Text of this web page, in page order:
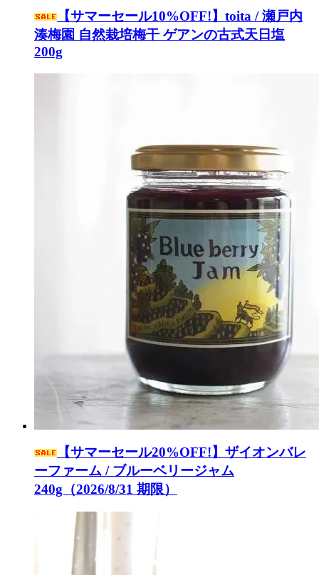
【サマーセール10%OFF!】toita / 瀬戸内
湊梅園 自然栽培梅干 ゲアンの古式天日塩
200g
【サマーセール20%OFF!】ザイオンバレ
ーファーム / ブルーベリージャム
240g（2026/8/31 期限）